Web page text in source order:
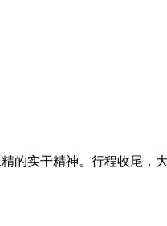
的实干精神。行程收尾，